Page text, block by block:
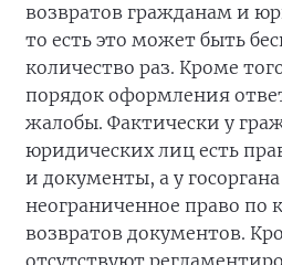
возвратов гражданам и
то есть это может быть
количество раз. Кроме
порядок оформления
жалобы. Фактически у
юридических лиц есть
и документы, а у
неограниченное право по
возвратов документов.